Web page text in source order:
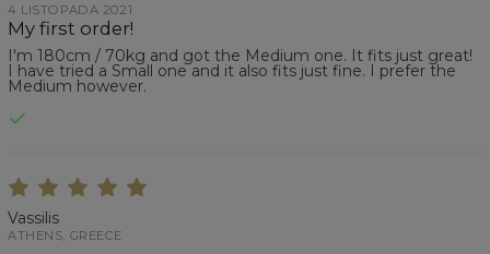
4 LISTOPADA 2021
My first order!
I'm 180cm / 70kg and got the Medium one. It fits just great!
I have tried a Small one and it also fits just fine. I prefer the
Medium however.
Vassilis
ATHENS, GREECE